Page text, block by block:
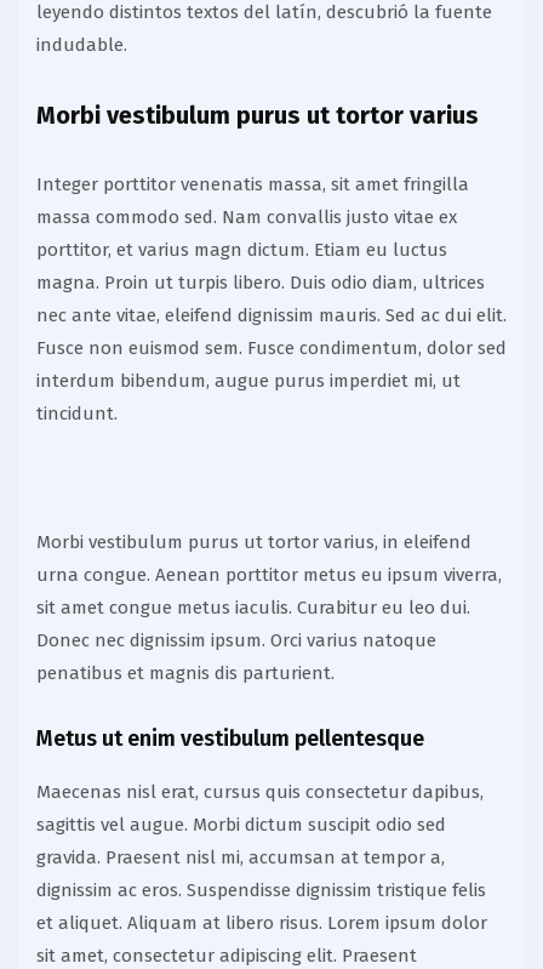
leyendo distintos textos del latín, descubrió la fuente
indudable.
Morbi vestibulum purus ut tortor varius
Integer porttitor venenatis massa, sit amet fringilla
massa commodo sed. Nam convallis justo vitae ex
porttitor, et varius magn dictum. Etiam eu luctus
magna. Proin ut turpis libero. Duis odio diam, ultrices
nec ante vitae, eleifend dignissim mauris. Sed ac dui elit.
Fusce non euismod sem. Fusce condimentum, dolor sed
interdum bibendum, augue purus imperdiet mi, ut
tincidunt.
Morbi vestibulum purus ut tortor varius, in eleifend
urna congue. Aenean porttitor metus eu ipsum viverra,
sit amet congue metus iaculis. Curabitur eu leo dui.
Donec nec dignissim ipsum. Orci varius natoque
penatibus et magnis dis parturient.
Metus ut enim vestibulum pellentesque
Maecenas nisl erat, cursus quis consectetur dapibus,
sagittis vel augue. Morbi dictum suscipit odio sed
gravida. Praesent nisl mi, accumsan at tempor a,
dignissim ac eros. Suspendisse dignissim tristique felis
et aliquet. Aliquam at libero risus. Lorem ipsum dolor
sit amet, consectetur adipiscing elit. Praesent